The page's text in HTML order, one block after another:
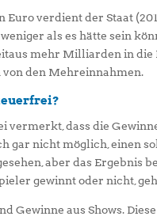
Euro verdient der Staat
als es hätte sein
mehr Milliarden in
von den Mehreinnahmen.
vermerkt, dass die
gar nicht möglich, einen
aber das Ergebnis
gewinnt oder nicht,
Gewinne aus Shows.